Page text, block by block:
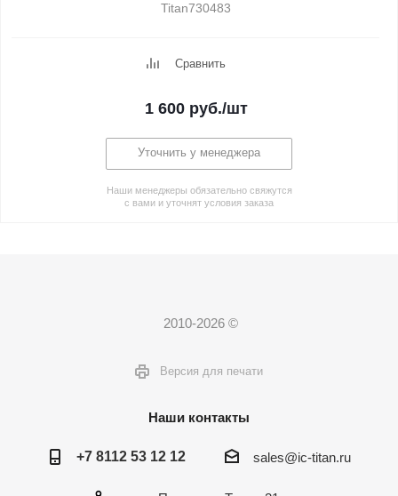
Titan730483
Сравнить
1 600руб./шт
Уточнить у менеджера
Наши менеджеры обязательно свяжутся
с вами и уточнят условия заказа
2010-2026 ©
Версия для печати
Наши контакты
+7 8112 53 12 12 sales@ic-titan.ru